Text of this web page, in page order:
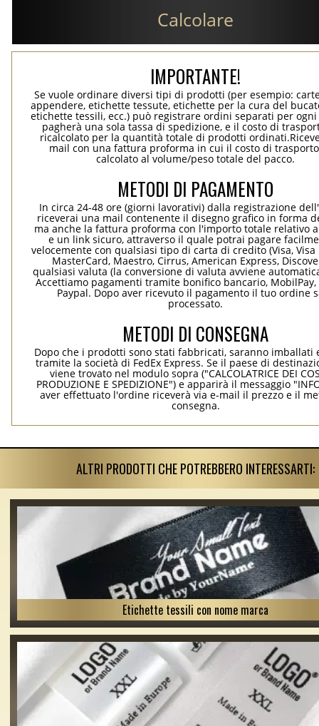
Calcolare
IMPORTANTE!
Se vuole ordinare diversi tipi di prodotti (per esempio:
appendere, etichette tessute, etichette per la cura del
etichette tessili, ecc.) può registrare ordini separati per
pagherà una sola tassa di spedizione, e il costo di
ricalcolato per la quantità totale di prodotti
mail con una fattura proforma in cui il costo di
calcolato al volume/peso totale del pacco.
METODI DI PAGAMENTO
In circa 24-48 ore (giorni lavorativi) dalla registrazione
riceverai una mail contenente il disegno grafico in forma
ma anche la fattura proforma con l'importo totale relativo
e un link sicuro, attraverso il quale potrai pagare
velocemente con qualsiasi tipo di carta di credito (Visa, Visa
MasterCard, Maestro, Cirrus, American Express,
qualsiasi valuta (la conversione di valuta avviene
Accettiamo pagamenti tramite bonifico bancario, MobilPay,
Paypal. Dopo aver ricevuto il pagamento il tuo ordine
processato.
METODI DI CONSEGNA
Dopo che i prodotti sono stati fabbricati, saranno imballati
tramite la società di FedEx Express. Se il paese di
viene trovato nel modulo sopra ("CALCOLATRICE DEI
PRODUZIONE E SPEDIZIONE") e apparirà il messaggio
aver effettuato l'ordine riceverà via e-mail il prezzo e il
consegna.
ALTRI PRODOTTI CHE POTREBBERO INTERESSARTI:
Etichette tessili con nome marca